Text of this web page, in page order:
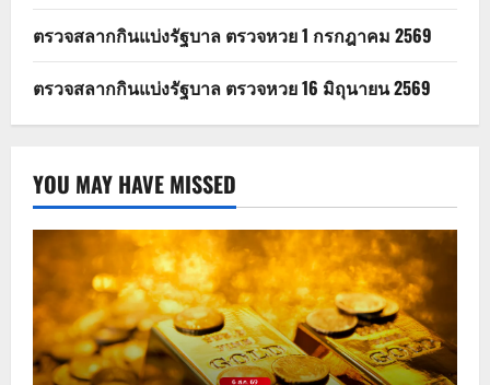
ตรวจสลากกินแบ่งรัฐบาล ตรวจหวย 1 กรกฎาคม 2569
ตรวจสลากกินแบ่งรัฐบาล ตรวจหวย 16 มิถุนายน 2569
YOU MAY HAVE MISSED